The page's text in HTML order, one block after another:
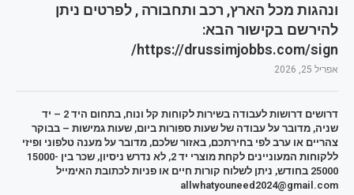
ונהגות מכל הארץ, רכב ותחבורה , לפרטים ניתן
להירשם בקישור הבא:
https://drussimjobbs.com/sign/
אפריל 25, 2026
דרושים דרושות לעבודה בשירות לקוחות קל ונוח, בתחום היד 2 – יד
שניה, מדובר על עבודה של שעות ספורות ביום, שעות גמישות – בבוקר
צהריים או ערב לפי בחירתכם, באזור שלכם, מדובר על מענה טלפוני ופיזי
ללקוחות המעוניינים לקחת מוצרי יד 2, לא נדרש ניסיון, שכר בין 15000-
25000 בחודש, ניתן לשלוח קורות חיים או פניות לכתובת האימייל
allwhatyouneed2024@gmail.com